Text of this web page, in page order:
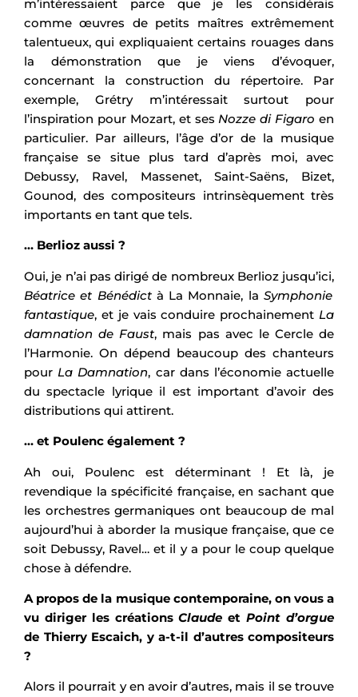
m’intéressaient parce que je les considérais
comme œuvres de petits maîtres extrêmement
talentueux, qui expliquaient certains rouages dans
la démonstration que je viens d’évoquer,
concernant la construction du répertoire. Par
exemple, Grétry m’intéressait surtout pour
l’inspiration pour Mozart, et sesNozze di Figaro en
particulier. Par ailleurs, l’âge d’or de la musique
française se situe plus tard d’après moi, avec
Debussy, Ravel, Massenet, Saint-Saëns, Bizet,
Gounod, des compositeurs intrinsèquement très
importants en tant que tels.
… Berlioz aussi ?
Oui, je n’ai pas dirigé de nombreux Berlioz jusqu’ici,
Béatrice et Bénédictà La Monnaie, la Symphonie
fantastique, et je vais conduire prochainement La
damnation de Faust, mais pas avec le Cercle de
l’Harmonie. On dépend beaucoup des chanteurs
pourLa Damnation, car dans l’économie actuelle
du spectacle lyrique il est important d’avoir des
distributions qui attirent.
… et Poulenc également ?
Ah oui, Poulenc est déterminant ! Et là, je
revendique la spécificité française, en sachant que
les orchestres germaniques ont beaucoup de mal
aujourd’hui à aborder la musique française, que ce
soit Debussy, Ravel… et il y a pour le coup quelque
chose à défendre.
A propos de la musique contemporaine, on vous a
vu diriger les créationsClaude etPoint d’orgue
de Thierry Escaich, y a-t-il d’autres compositeurs
?
Alors il pourrait y en avoir d’autres, mais il se trouve